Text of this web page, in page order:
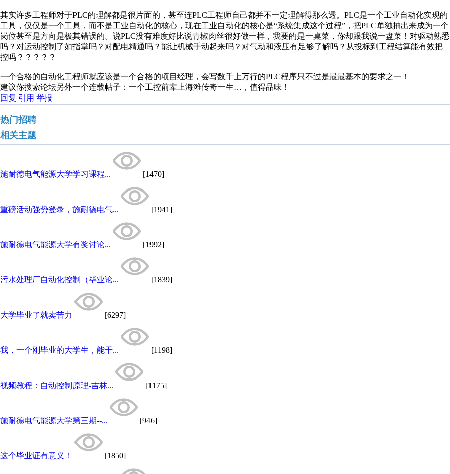
其实许多工程师对于PLC的理解都是很片面的，甚至连PLC工程师自己都并不一定理解得那么透。PLC是一个工业自动化实现的
工具，仅仅是一个工具，而不是工业自动化的核心，现在工业自动化的核心是“系统集成这个过程”，把PLC单独抽出来成为一个
岗位甚至是方向是极其错误的。说PLC没有难度好比说青椒肉丝很好做一样，我要的是一桌菜，你却跟我说一盘菜！对驱动熟悉
吗？对运动控制了如指掌吗？对配电精通吗？能让机械手动起来吗？对气动和液压有足够了解吗？从投标到工程结算能有效把
控吗？？？？？
一个合格的自动化工程师就应该是一个合格的项目经理，会写数千上万行的PLC程序只不过是最最基本的要求之一！
建议你搜索论坛另外一个连载帖子：一个工控前辈上海滩传奇一生…，值得品味！
回复 引用 举报
热门招聘
相关主题
施耐德电气能源大学学习课程... [1470]
重磅活动强势登录，施耐德电气... [1941]
施耐德电气能源大学有奖讨论... [1992]
污水处理厂自动化控制（毕业论... [1839]
大学毕业了就卖苦力 [6297]
我，一个刚毕业的大学生，能干... [1198]
视频教程：自动控制原理-吉林... [1175]
施耐德电气能源大学第三期--... [946]
这个毕业证有意义！ [1850]